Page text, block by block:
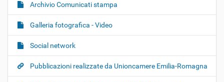
Archivio Comunicati stampa
Galleria fotografica - Video
Social network
Pubblicazioni realizzate da Unioncamere Emilia-Romagna